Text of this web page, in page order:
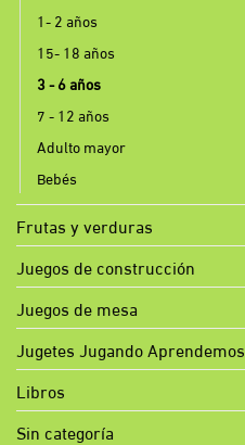
1- 2 años
15- 18 años
3 - 6 años
7 - 12 años
Adulto mayor
Bebés
Frutas y verduras
Juegos de construcción
Juegos de mesa
Jugetes Jugando Aprendemos
Libros
Sin categoría